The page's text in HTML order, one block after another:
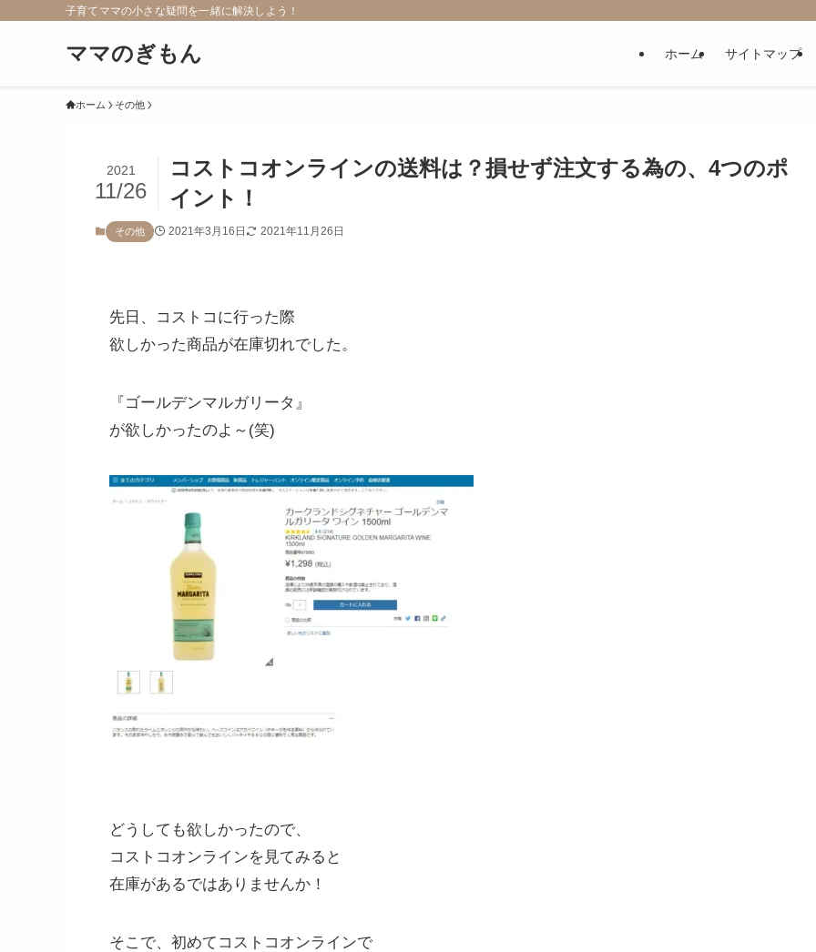
子育てママの小さな疑問を一緒に解決しよう！
ママのぎもん ホーム サイトマップ
ホーム その他
コストコオンラインの送料は？損せず注文する為の、4つのポ
イント！
2021
11/26
その他 2021年3月16日 2021年11月26日
先日、コストコに行った際
欲しかった商品が在庫切れでした。
『ゴールデンマルガリータ』
が欲しかったのよ～(笑)
どうしても欲しかったので、
コストコオンラインを見てみると
在庫があるではありませんか！
そこで、初めてコストコオンラインで